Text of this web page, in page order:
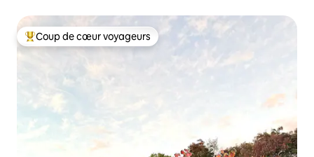
Coups de cœur voyageurs les plus appréciés
Coup de cœur voyageurs